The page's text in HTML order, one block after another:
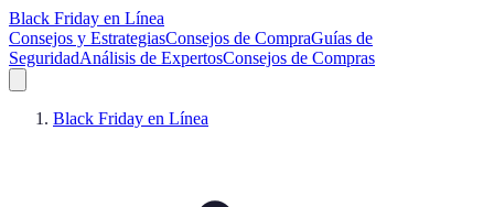
Black Friday en Línea
Consejos y EstrategiasConsejos de CompraGuías de
SeguridadAnálisis de ExpertosConsejos de Compras
Black Friday en Línea